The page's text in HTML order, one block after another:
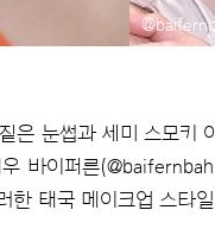
은 눈썹과 세미 스모키
바이퍼른
태국 메이크업 스타